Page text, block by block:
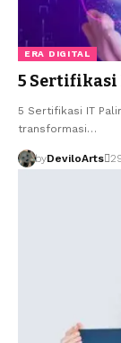
ERA DIGITAL
5 Sertifikasi
5 Sertifikasi IT
transformasi…
byDeviloArts